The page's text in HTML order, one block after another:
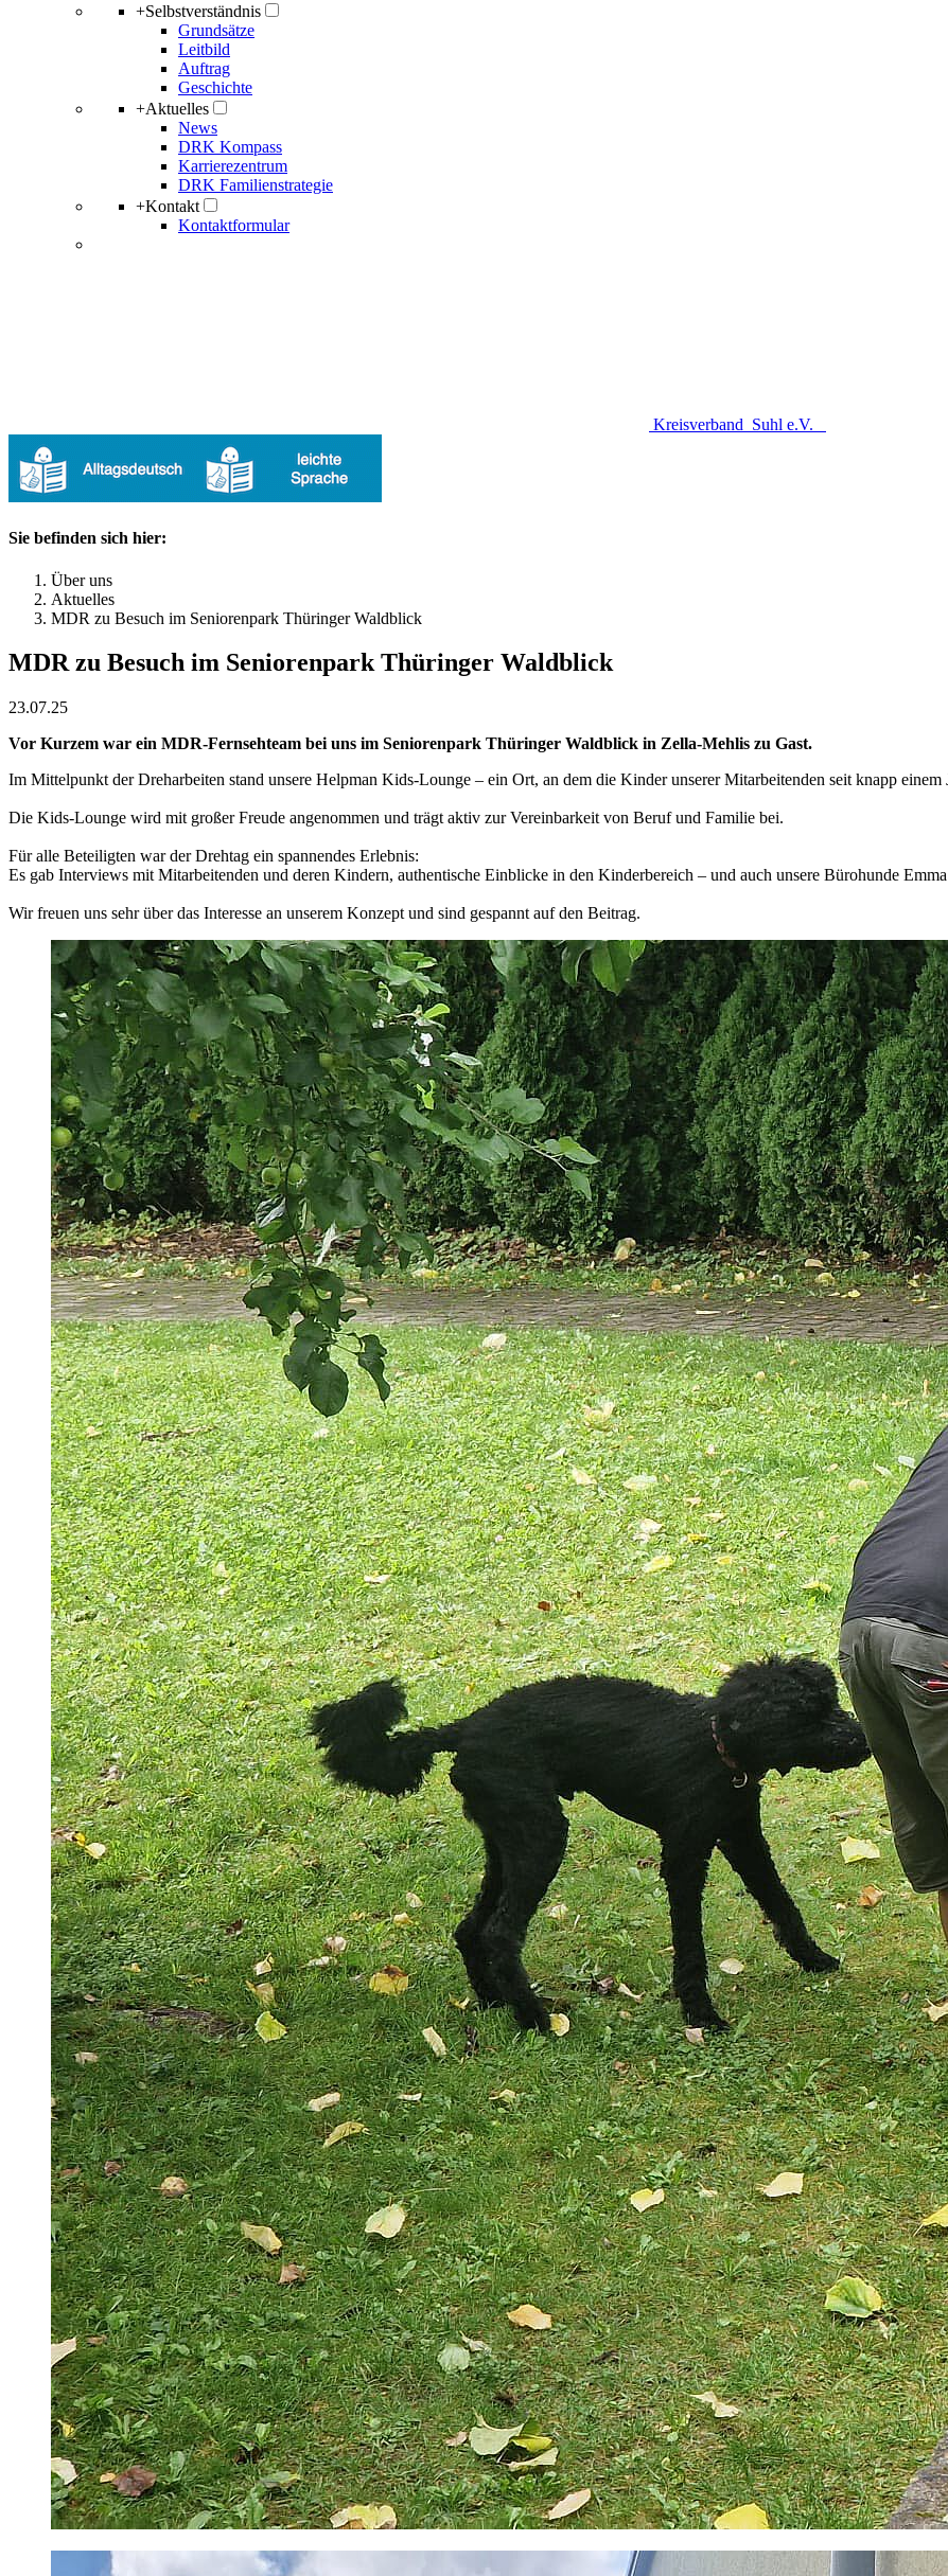
+Selbstverständnis
Grundsätze
Leitbild
Auftrag
Geschichte
+Aktuelles
News
DRK Kompass
Karrierezentrum
DRK Familienstrategie
+Kontakt
Kontaktformular
Kreisverband Suhl e.V.
Sie befinden sich hier:
Über uns
Aktuelles
MDR zu Besuch im Seniorenpark Thüringer Waldblick
MDR zu Besuch im Seniorenpark Thüringer Waldblick
23.07.25
Vor Kurzem war ein MDR-Fernsehteam bei uns im Seniorenpark Thüringer Waldblick in Zella-Mehlis zu Gast.
Im Mittelpunkt der Dreharbeiten stand unsere Helpman Kids-Lounge – ein Ort, an dem die Kinder unserer Mitarbeitenden seit knapp
Die Kids-Lounge wird mit großer Freude angenommen und trägt aktiv zur Vereinbarkeit von Beruf und Familie bei.
Für alle Beteiligten war der Drehtag ein spannendes Erlebnis:
Es gab Interviews mit Mitarbeitenden und deren Kindern, authentische Einblicke in den Kinderbereich – und auch unsere Bürohunde
Wir freuen uns sehr über das Interesse an unserem Konzept und sind gespannt auf den Beitrag.